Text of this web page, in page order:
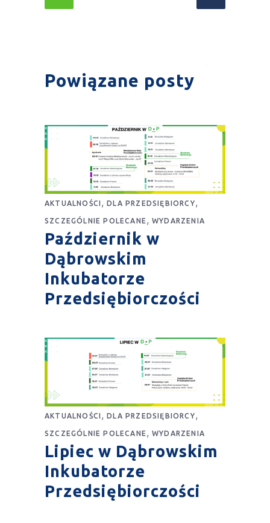
Powiązane posty
AKTUALNOŚCI ,DLA PRZEDSIĘBIORCY,
SZCZEGÓLNIE POLECANE , WYDARZENIA
Październik w
Dąbrowskim
Inkubatorze
Przedsiębiorczości
AKTUALNOŚCI ,DLA PRZEDSIĘBIORCY,
SZCZEGÓLNIE POLECANE , WYDARZENIA
Lipiec w Dąbrowskim
Inkubatorze
Przedsiębiorczości